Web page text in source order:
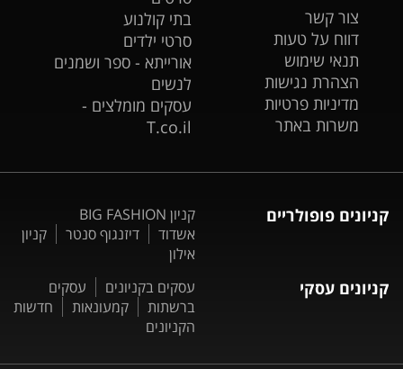
צור קשר
דווח על טעות
תנאי שימוש
הצהרת נגישות
מדיניות פרטיות
משרות באתר
בתי קולנוע
סרטי ילדים
אורייתא - ספר ושמנים
לנשים
עסקים מומלצים -
T.co.il
קניונים פופולריים
קניון BIG FASHION
אשדוד
דיזנגוף סנטר
קניון
אילון
קניונים עסקי עסקים בקניונים
עסקים
ברשתות
קמעונאות
חדשות
הקניונים